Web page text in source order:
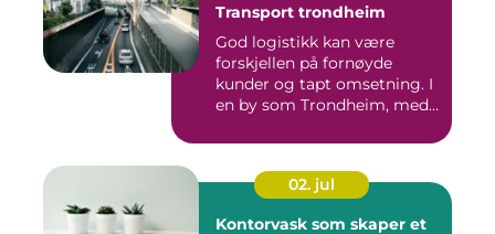
Transport trondheim
God logistikk kan være
forskjellen på fornøyde
kunder og tapt omsetning. I
en by som Trondheim, med
02. jul
Kontorvask som skaper et